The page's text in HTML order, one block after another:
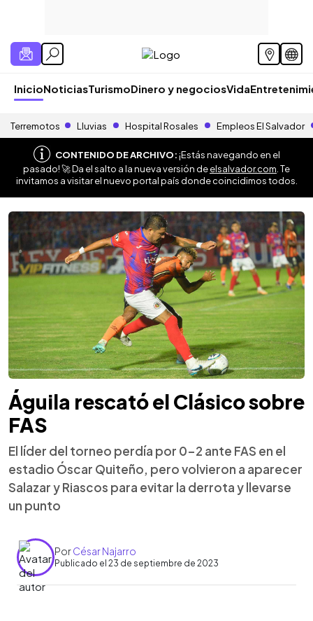
InicioNoticiasTurismoDinero y negociosVida
Terremotos Lluvias Hospital Rosales Empleos El Salvador
CONTENIDO DE ARCHIVO:¡Estás navegando en el
pasado! 🚀 Da el salto a la nueva versión deelsalvador.com . Te
invitamos a visitar el nuevo portal país donde coincidimos todos.
Águila rescató el Clásico sobre
FAS
El líder del torneo perdía por 0-2 ante FAS en el
estadio Óscar Quiteño, pero volvieron a aparecer
Salazar y Riascos para evitar la derrota y llevarse
un punto
PorCésar Najarro
Publicado el 23 de septiembre de 2023